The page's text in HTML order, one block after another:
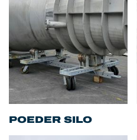
POEDER SILO